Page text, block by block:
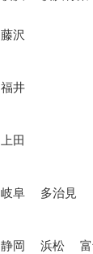
藤沢
福井
上田
岐阜 多治見
静岡 浜松